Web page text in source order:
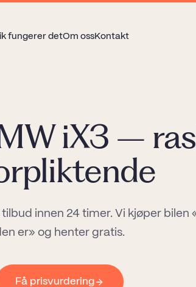
fungerer detOm ossKontakt
iX3 –
innen 24 timer. Vi kjøper bilen
er» og henter gratis.
Få prisvurdering